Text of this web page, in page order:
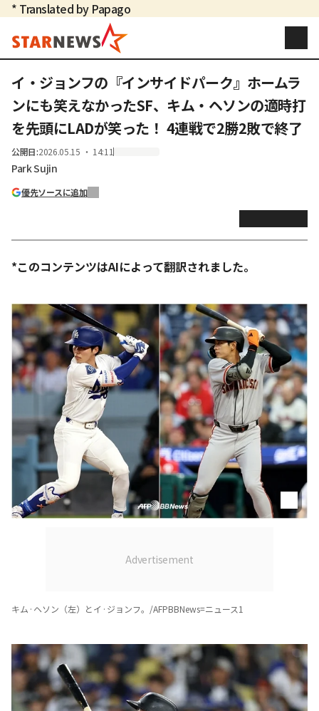
* Translated by Papago
イ・ジョンフの『インサイドパーク』ホームラ
ンにも笑えなかったSF、キム・ヘソンの適時打
を先頭にLADが笑った！ 4連戦で2勝2敗で終了
公開日:2026.05.15 ・ 14:11
Park Sujin
優先ソースに追加
*このコンテンツはAIによって翻訳されました。
キム·ヘソン（左）とイ·ジョンフ。/AFPBBNews=ニュース1